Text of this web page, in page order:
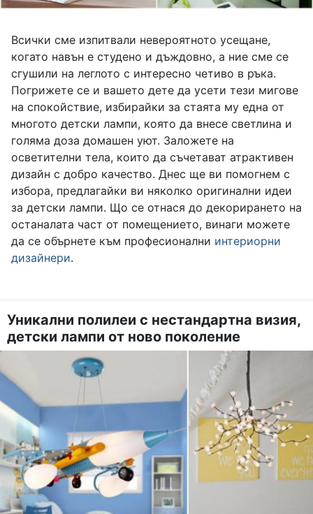
Всички сме изпитвали невероятното усещане,
когато навън е студено и дъждовно, а ние сме се
сгушили на леглото с интересно четиво в ръка.
Погрижете се и вашето дете да усети тези мигове
на спокойствие, избирайки за стаята му една от
многото детски лампи, която да внесе светлина и
голяма доза домашен уют. Заложете на
осветителни тела, които да съчетават атрактивен
дизайн с добро качество. Днес ще ви помогнем с
избора, предлагайки ви няколко оригинални идеи
за детски лампи. Що се отнася до декорирането на
останалата част от помещението, винаги можете
да се обърнете към професионални интериорни
дизайнери.
Уникални полилеи с нестандартна визия,
детски лампи от ново поколение